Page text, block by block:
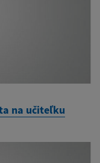
na učiteľku